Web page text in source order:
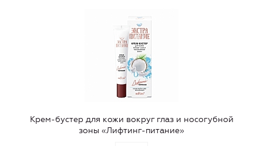
Крем-бустер для кожи вокруг глаз и носогубной
зоны «Лифтинг-питание»